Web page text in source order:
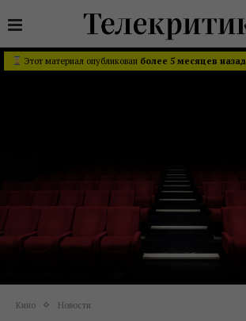
Этот материал опубликован более 5 месяцев назад
Кино Новости